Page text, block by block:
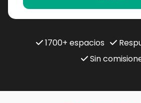
1700+ espacios
Sin